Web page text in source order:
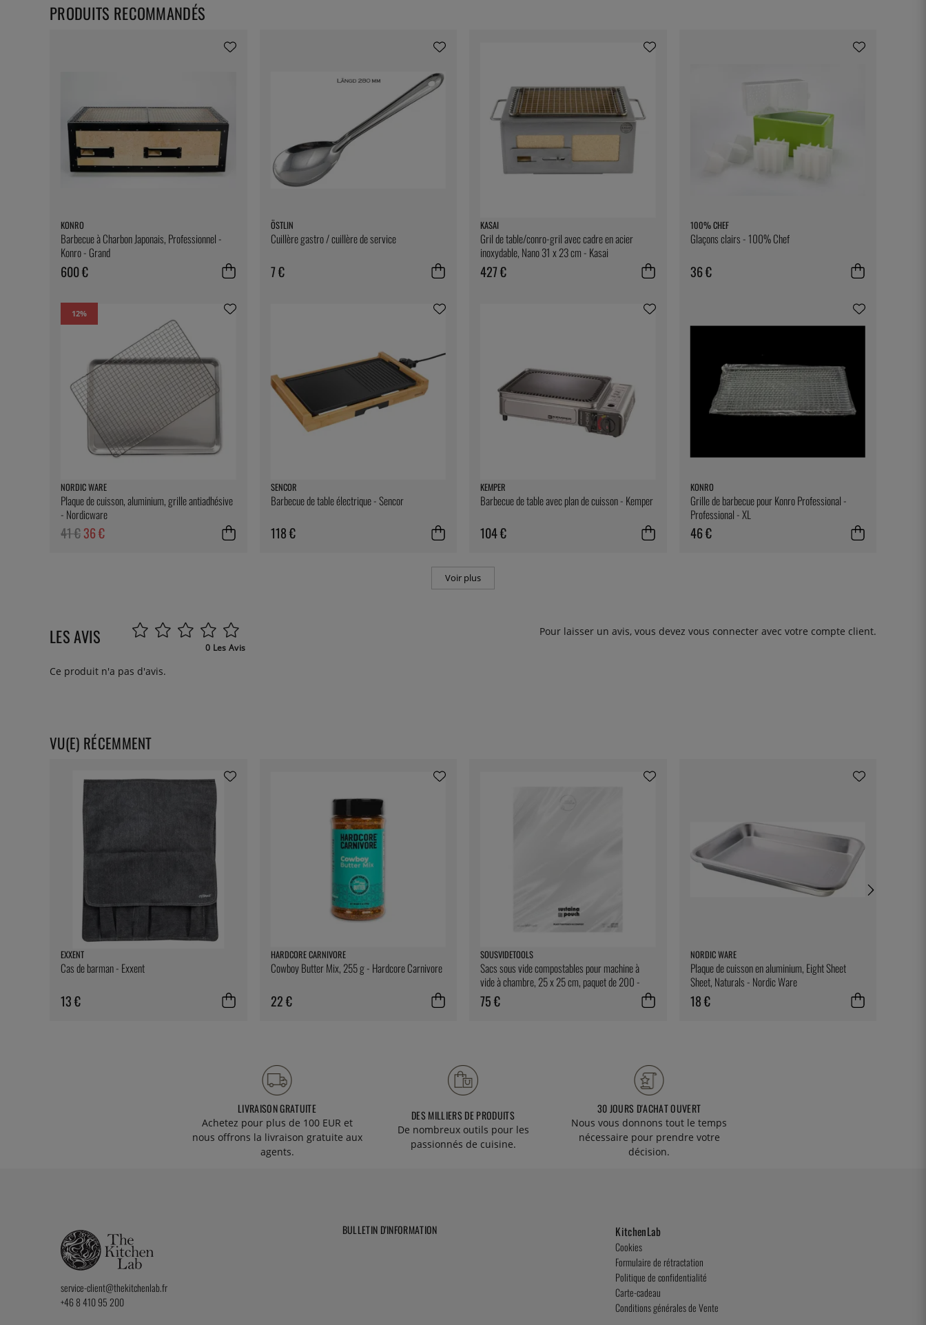
KONRO
Barbecue à Charbon Japonais, Professionnel -
Konro - Grand
600 €
ÖSTLIN
Cuillère gastro / cuillère de service
7 €
KASAI
Gril de table/conro-gril avec cadre en acier
inoxydable, Nano 31 x 23 cm - Kasai
427 €
100% CHEF
Glaçons clairs - 100% Chef
36 €
12%
NORDIC WARE
Plaque de cuisson, aluminium, grille antiadhésive
- Nordicware
41 €36 €
SENCOR
Barbecue de table électrique - Sencor
118 €
KEMPER
Barbecue de table avec plan de cuisson - Kemper
104 €
KONRO
Grille de barbecue pour Konro Professional -
Professional - XL
46 €
Voir plus
PRODUITS RECOMMANDÉS
LES AVIS 0 Les Avis
Pour laisser un avis, vous devez vous connecter avec votre compte client.
Ce produit n'a pas d'avis.
VU(E) RÉCEMMENT
EXXENT
Cas de barman - Exxent
13 €
HARDCORE CARNIVORE
Cowboy Butter Mix, 255 g - Hardcore Carnivore
22 €
SOUSVIDETOOLS
Sacs sous vide compostables pour machine à
vide à chambre, 25 x 25 cm, paquet de 200 -
SousVideTools
75 €
NORDIC WARE
Plaque de cuisson en aluminium, Eight Sheet
Sheet, Naturals - Nordic Ware
18 €
LIVRAISON GRATUITE
Achetez pour plus de 100 EUR et
nous offrons la livraison gratuite aux
agents.
DES MILLIERS DE PRODUITS
De nombreux outils pour les
passionnés de cuisine.
30 JOURS D'ACHAT OUVERT
Nous vous donnons tout le temps
nécessaire pour prendre votre
décision.
service-client@thekitchenlab.fr
+46 8 410 95 200
BULLETIN D'INFORMATION KitchenLab
Cookies
Formulaire de rétractation
Politique de confidentialité
Carte-cadeau
Conditions générales de Vente